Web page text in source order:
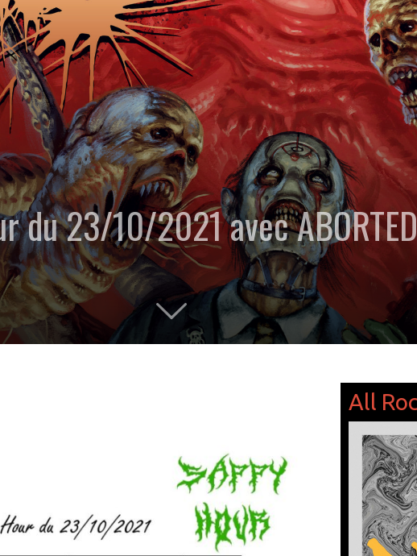
du 23/10/2021 avec ABORTED